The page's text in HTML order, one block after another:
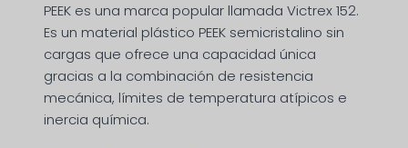
PEEK es una marca popular llamada Victrex 152.
Es un material plástico PEEK semicristalino sin
cargas que ofrece una capacidad única
gracias a la combinación de resistencia
mecánica, límites de temperatura atípicos e
inercia química.